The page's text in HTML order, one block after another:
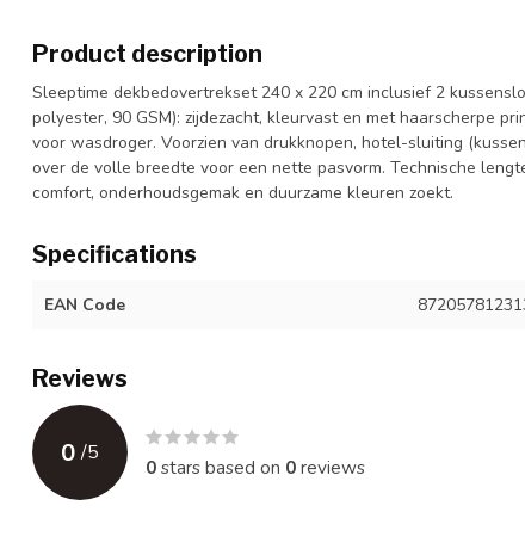
Product description
Sleeptime dekbedovertrekset 240 x 220 cm inclusief 2
polyester, 90 GSM): zijdezacht, kleurvast en met haarscherpe
voor wasdroger. Voorzien van drukknopen, hotel-sluiting
over de volle breedte voor een nette pasvorm. Technische
comfort, onderhoudsgemak en duurzame kleuren zoekt.
Specifications
EAN Code
Reviews
0 /5
0stars based on 0reviews